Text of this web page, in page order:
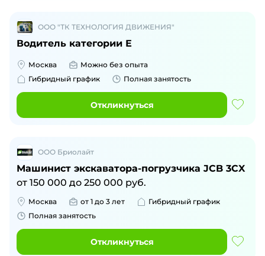
ООО "ТК ТЕХНОЛОГИЯ ДВИЖЕНИЯ"
Водитель категории Е
Москва
Можно без опыта
Гибридный график
Полная занятость
Откликнуться
ООО Бриолайт
Машинист экскаватора-погрузчика JCB 3CX
от 150 000 до 250 000 руб.
Москва от 1 до 3 лет
Гибридный график
Полная занятость
Откликнуться